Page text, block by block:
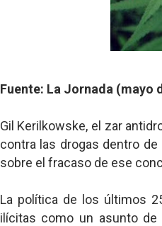
Mario: La
Mario: La
Pequeña
Pokémon: La
Fuente: La Jornada (mayo
Gil Kerilkowske, el zar
contra las drogas dentro
sobre el fracaso de ese
La política de los últimos
ilícitas como un asunto de